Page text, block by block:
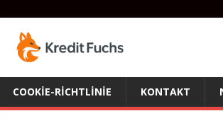
COOKIE-RICHTLINIE KONTAKT